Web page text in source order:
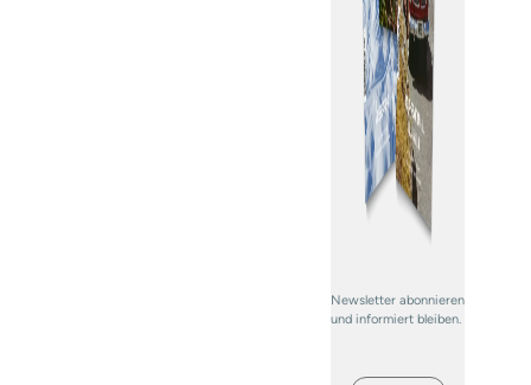
Newsletter abonnieren
und informiert bleiben.